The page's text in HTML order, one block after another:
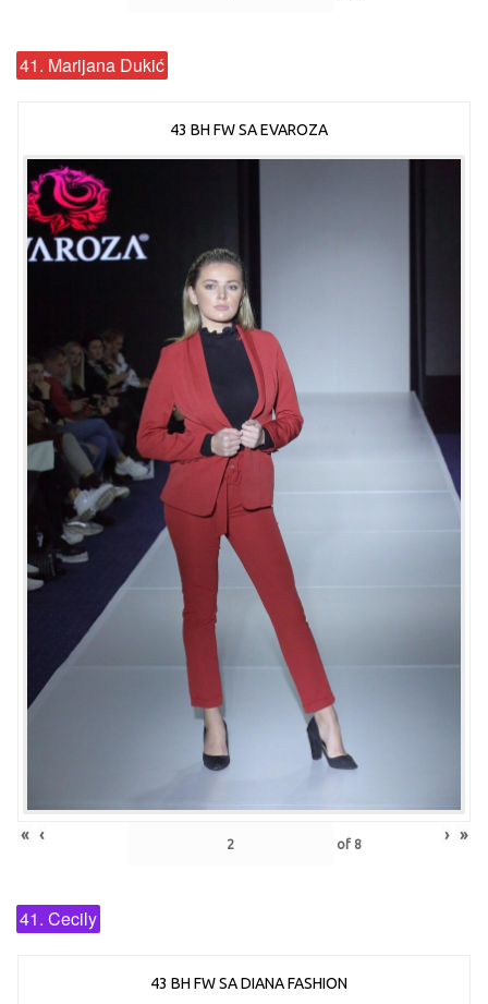
41. Marijana Dukić
43 BH FW SA EVAROZA
« ‹ of 8 › »
41. Cecily
43 BH FW SA DIANA FASHION